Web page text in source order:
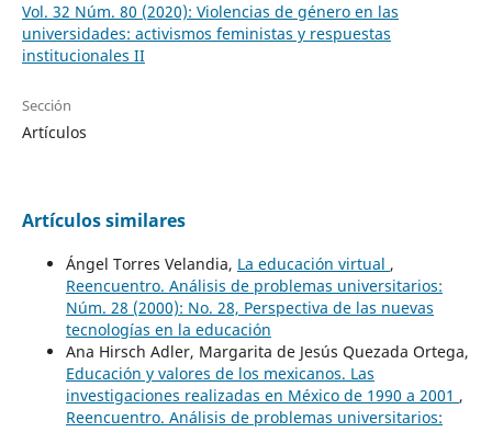
Vol. 32 Núm. 80 (2020): Violencias de género en las
universidades: activismos feministas y respuestas
institucionales II
Sección
Artículos
Artículos similares
Ángel Torres Velandia, La educación virtual ,
Reencuentro. Análisis de problemas universitarios:
Núm. 28 (2000): No. 28, Perspectiva de las nuevas
tecnologías en la educación
Ana Hirsch Adler, Margarita de Jesús Quezada Ortega,
Educación y valores de los mexicanos. Las
investigaciones realizadas en México de 1990 a 2001 ,
Reencuentro. Análisis de problemas universitarios: